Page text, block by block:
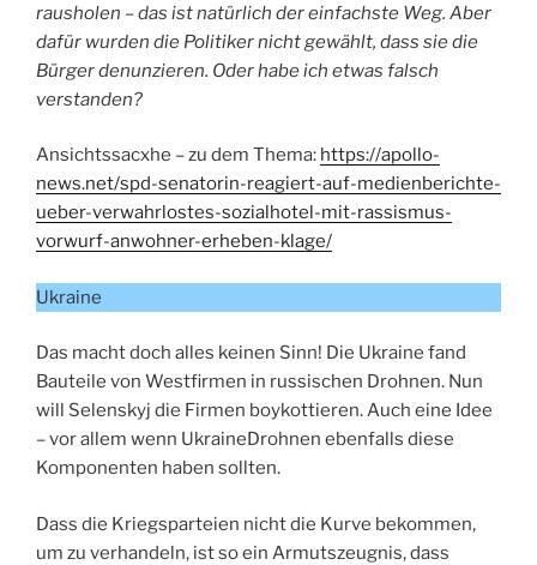
rausholen – das ist natürlich der einfachste Weg. Aber
dafür wurden die Politiker nicht gewählt, dass sie die
Bürger denunzieren. Oder habe ich etwas falsch
verstanden?
Ansichtssacxhe – zu dem Thema: https://apollo-
news.net/spd-senatorin-reagiert-auf-medienberichte-
ueber-verwahrlostes-sozialhotel-mit-rassismus-
vorwurf-anwohner-erheben-klage/
Ukraine
Das macht doch alles keinen Sinn! Die Ukraine fand
Bauteile von Westfirmen in russischen Drohnen. Nun
will Selenskyj die Firmen boykottieren. Auch eine Idee
– vor allem wenn UkraineDrohnen ebenfalls diese
Komponenten haben sollten.
Dass die Kriegsparteien nicht die Kurve bekommen,
um zu verhandeln, ist so ein Armutszeugnis, dass